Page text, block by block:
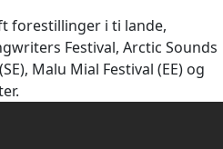
forestillinger i ti lande,
Festival, Arctic Sounds
Malu Mial Festival (EE) og